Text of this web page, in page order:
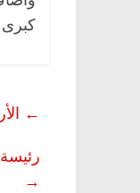
كبرى
←
→